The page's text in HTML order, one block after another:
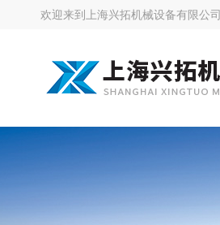
欢迎来到 上海兴拓机械设备有限公司